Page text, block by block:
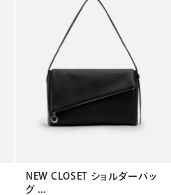
NEW CLOSET ショルダーバッ
グ ...